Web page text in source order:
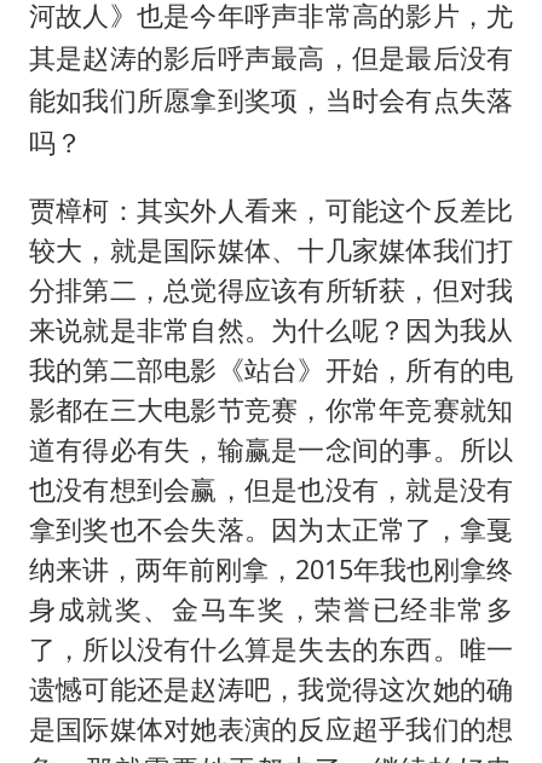
河故人》也是今年呼声非常高的影片，尤
其是赵涛的影后呼声最高，但是最后没有
能如我们所愿拿到奖项，当时会有点失落
吗？
贾樟柯：其实外人看来，可能这个反差比
较大，就是国际媒体、十几家媒体我们打
分排第二，总觉得应该有所斩获，但对我
来说就是非常自然。为什么呢？因为我从
我的第二部电影《站台》开始，所有的电
影都在三大电影节竞赛，你常年竞赛就知
道有得必有失，输赢是一念间的事。所以
也没有想到会赢，但是也没有，就是没有
拿到奖也不会失落。因为太正常了，拿戛
纳来讲，两年前刚拿，2015年我也刚拿终
身成就奖、金马车奖，荣誉已经非常多
了，所以没有什么算是失去的东西。唯一
遗憾可能还是赵涛吧，我觉得这次她的确
是国际媒体对她表演的反应超乎我们的想